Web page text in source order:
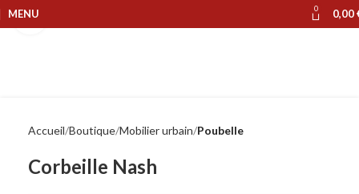
MENU 0 0,00
Accueil Boutique Mobilier urbain Poubelle
Corbeille Nash